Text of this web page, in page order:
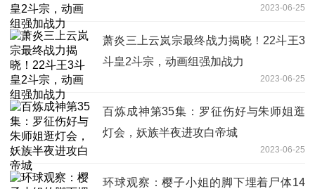
2023-06-25
萧炎三上云岚宗最终战力揭晓！22斗王3
斗皇2斗宗，动画组强加战力
2023-06-25
百炼成神第35集：罗征伤好与朱师姐逛
灯会，妖族半夜进攻白帝城
2023-06-25
环球观察：樱子小姐的脚下埋着尸体14